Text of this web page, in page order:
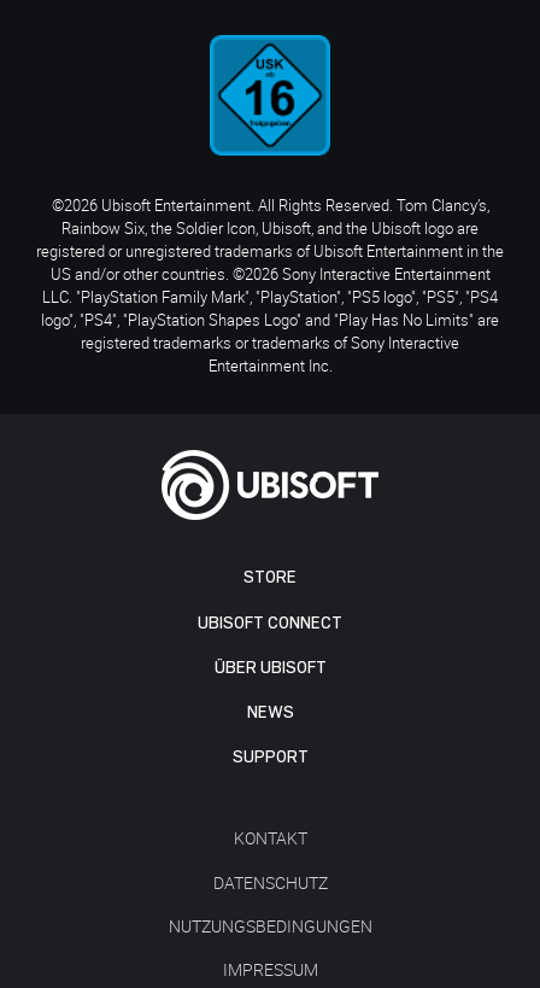
STORE
UBISOFT CONNECT
ÜBER UBISOFT
NEWS
SUPPORT
KONTAKT
DATENSCHUTZ
NUTZUNGSBEDINGUNGEN
IMPRESSUM
©2026 Ubisoft Entertainment. All Rights Reserved. Tom Clancy’s,
Rainbow Six, the Soldier Icon, Ubisoft, and the Ubisoft logo are
registered or unregistered trademarks of Ubisoft Entertainment in the
US and/or other countries. ©2026 Sony Interactive Entertainment
LLC. "PlayStation Family Mark", "PlayStation", "PS5 logo", "PS5", "PS4
logo", "PS4", "PlayStation Shapes Logo" and "Play Has No Limits" are
registered trademarks or trademarks of Sony Interactive
Entertainment Inc.